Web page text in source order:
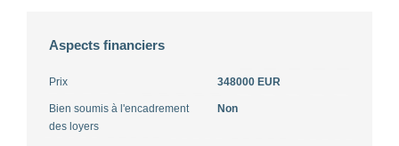
Aspects financiers
Prix 348000 EUR
Bien soumis à l'encadrement
des loyers
Non